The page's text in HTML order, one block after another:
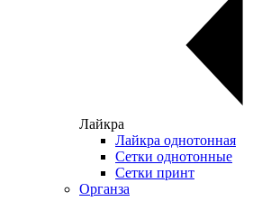
Лайкра
Лайкра однотонная
Сетки однотонные
Сетки принт
Органза